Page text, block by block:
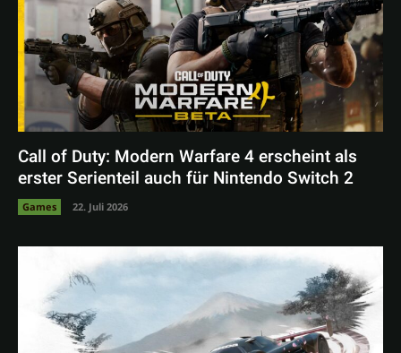
Call of Duty: Modern Warfare 4 erscheint als
erster Serienteil auch für Nintendo Switch 2
Games 22. Juli 2026